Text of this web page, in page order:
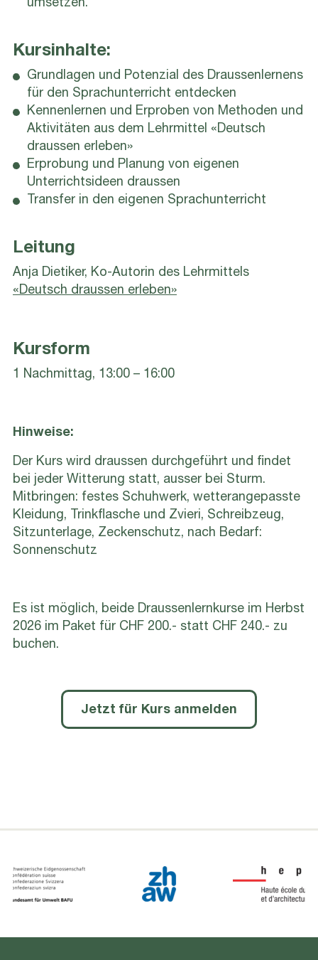
umsetzen.
Kursinhalte:
Grundlagen und Potenzial des Draussenlernens
für den Sprachunterricht entdecken
Kennenlernen und Erproben von Methoden und
Aktivitäten aus dem Lehrmittel «Deutsch
draussen erleben»
Erprobung und Planung von eigenen
Unterrichtsideen draussen
Transfer in den eigenen Sprachunterricht
Leitung
Anja Dietiker, Ko-Autorin des Lehrmittels
«Deutsch draussen erleben»
Kursform
1 Nachmittag, 13:00 – 16:00
Hinweise:
Der Kurs wird draussen durchgeführt und findet
bei jeder Witterung statt, ausser bei Sturm.
Mitbringen: festes Schuhwerk, wetterangepasste
Kleidung, Trinkflasche und Zvieri, Schreibzeug,
Sitzunterlage, Zeckenschutz, nach Bedarf:
Sonnenschutz
Es ist möglich, beide Draussenlernkurse im Herbst
2026 im Paket für CHF 200.- statt CHF 240.- zu
buchen.
Jetzt für Kurs anmelden